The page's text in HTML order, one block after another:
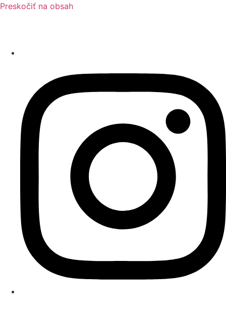
Preskočiť na obsah